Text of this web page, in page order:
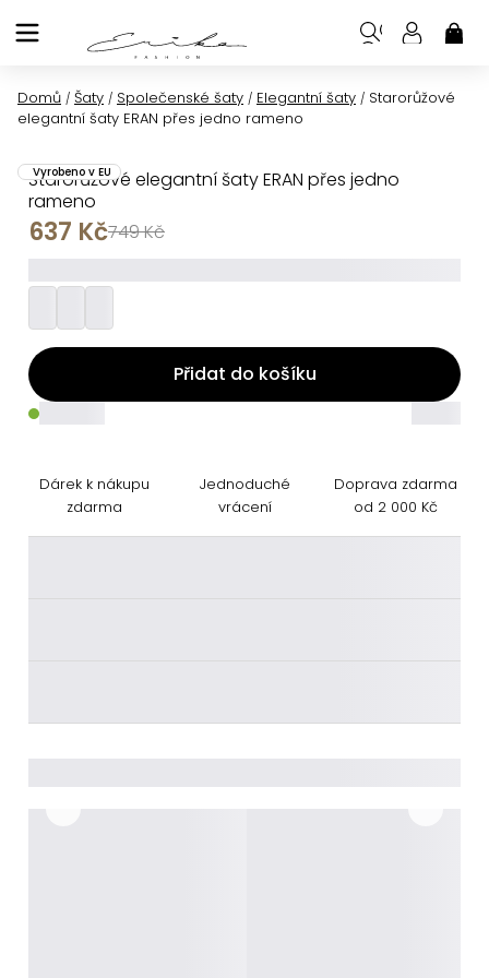
na
Domů / Šaty / Společenské šaty / Elegantní šaty / Starorůžové
elegantní šaty ERAN přes jedno rameno
Starorůžové elegantní šaty ERAN přes jedno
rameno
Vyrobeno v EU
749 Kč
637 Kč
Přidat do košíku
Dárek k nákupu
zdarma
Jednoduché
vrácení
Doprava zdarma
od 2 000 Kč